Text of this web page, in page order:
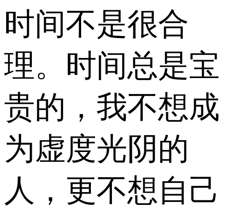
时间不是很合
理。时间总是宝
贵的，我不想成
为虚度光阴的
人，更不想自己